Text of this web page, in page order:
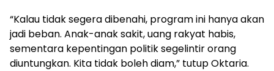
“Kalau tidak segera dibenahi, program ini hanya akan
jadi beban. Anak-anak sakit, uang rakyat habis,
sementara kepentingan politik segelintir orang
diuntungkan. Kita tidak boleh diam,” tutup Oktaria.